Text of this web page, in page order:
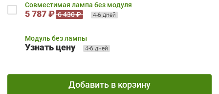
Совместимая лампа без модуля
5 787 ₽ 6 430 ₽ 4-6 дней
Модуль без лампы
Узнать цену 4-6 дней
Добавить в корзину